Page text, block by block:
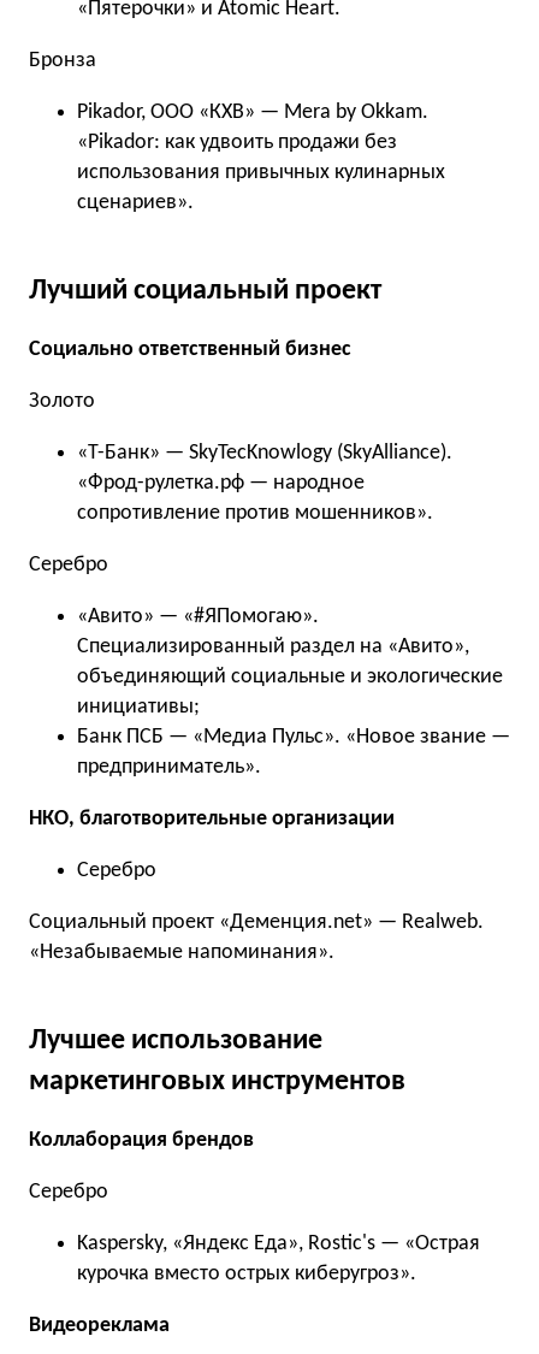
«Пятерочки» и Atomic Heart.
Бронза
Pikador, ООО «КХВ» — Mera by Okkam.
«Pikador: как удвоить продажи без
использования привычных кулинарных
сценариев».
Лучший социальный проект
Социально ответственный бизнес
Золото
«Т-Банк» — SkyTecKnowlogy (SkyAlliance).
«Фрод-рулетка.рф — народное
сопротивление против мошенников».
Серебро
«Авито» — «#ЯПомогаю».
Специализированный раздел на «Авито»,
объединяющий социальные и экологические
инициативы;
Банк ПСБ — «Медиа Пульс». «Новое звание —
предприниматель».
НКО, благотворительные организации
Серебро
Социальный проект «Деменция.net» — Realweb.
«Незабываемые напоминания».
Лучшее использование
маркетинговых инструментов
Коллаборация брендов
Серебро
Kaspersky, «Яндекс Еда», Rostic's — «Острая
курочка вместо острых киберугроз».
Видеореклама